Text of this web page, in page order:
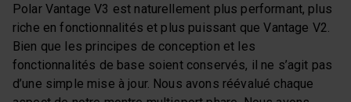
Polar Vantage V3 est naturellement plus performant, plus
riche en fonctionnalités et plus puissant que Vantage V2.
Bien que les principes de conception et les
fonctionnalités de base soient conservés, il ne s’agit pas
d’une simple mise à jour. Nous avons réévalué chaque